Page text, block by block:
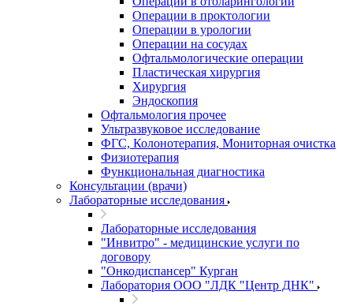
Операции в проктологии
Операции в урологии
Операции на сосудах
Офтальмологические операции
Пластическая хирургия
Хирургия
Эндоскопия
Офтальмология прочее
Ультразвуковое исследование
ФГС, Колонотерапия, Мониторная очистка
Физиотерапия
Функциональная диагностика
Консультации (врачи)
Лабораторные исследования
Лабораторные исследования
"Инвитро" - медицинские услуги по
договору
"Онкодиспансер" Курган
Лаборатория ООО "ЛДК "Центр ДНК"